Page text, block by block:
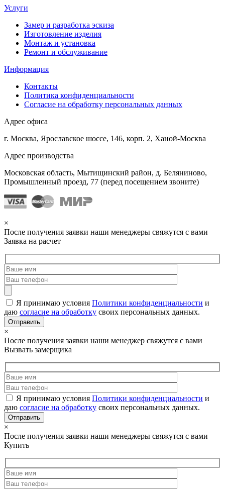
Услуги
Замер и разработка эскиза
Изготовление изделия
Монтаж и установка
Ремонт и обслуживание
Информация
Контакты
Политика конфиденциальности
Согласие на обработку персональных данных
Адрес офиса
г. Москва, Ярославское шоссе, 146, корп. 2, Ханой-Москва
Адрес производства
Московская область, Мытищинский район, д. Беляниново,
Промышленный проезд, 77 (перед посещением звоните)
×
После получения заявки наши менеджеры свяжутся с вами
Заявка на расчет
Я принимаю условия Политики конфиденциальности и
даю согласие на обработку своих персональных данных.
×
После получения заявки наши менеджер свяжутся с вами
Вызвать замерщика
Я принимаю условия Политики конфиденциальности и
даю согласие на обработку своих персональных данных.
×
После получения заявки наши менеджеры свяжутся с вами
Купить